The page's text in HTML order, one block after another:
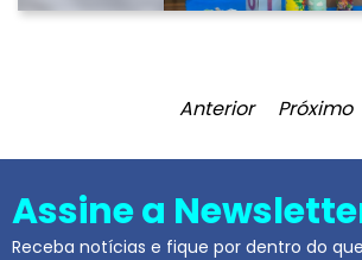
Anterior Próximo
Assine a
Receba notícias e fique por dentro do